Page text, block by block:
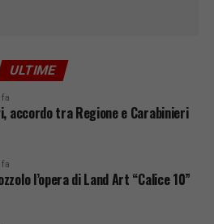
ULTIME
fa
accordo tra Regione e Carabinieri
fa
l’opera di Land Art “Calice 10”